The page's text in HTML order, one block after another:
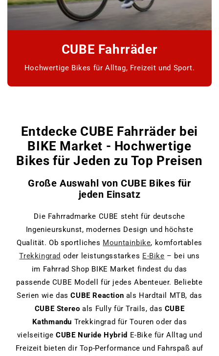
CUBE Fahrräder
Hochwertige Bikes für Alltag, Freizeit und Sport.
Entdecke CUBE Fahrräder bei
BIKE Market - Hochwertige
Bikes für Jeden zu Top Preisen
Große Auswahl von CUBE Bikes für
jeden Einsatz
Die Fahrradmarke CUBE steht für deutsche
Ingenieurskunst, modernes Design und höchste
Qualität. Ob sportliches Mountainbike, komfortables
Trekkingrad oder leistungsstarkes E-Bike – bei uns
im Fahrrad Shop BIKE Market findest du das
passende CUBE Modell für jedes Abenteuer. Beliebte
Serien wie dasCUBE Reaction als Hardtail MTB, das
CUBE Stereo als Fully für Trails, das CUBE
Kathmandu Trekkingrad für Touren oder das
vielseitigeCUBE Nuride Hybrid E-Bike für Alltag und
Freizeit bieten dir Top-Performance und Fahrspaß auf